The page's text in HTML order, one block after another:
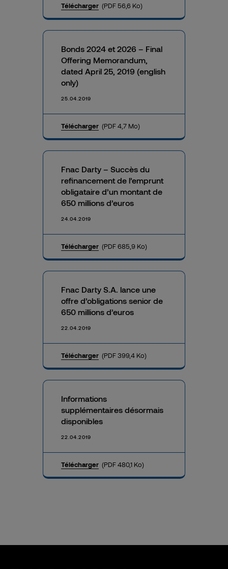
Télécharger (PDF 56,6 Ko)
Bonds 2024 et 2026 – Final
Offering Memorandum,
dated April 25, 2019 (english
only)
25.04.2019
Télécharger (PDF 4,7 Mo)
Fnac Darty – Succès du
refinancement de l’emprunt
obligataire d’un montant de
650 millions d’euros
24.04.2019
Télécharger (PDF 685,9 Ko)
Fnac Darty S.A. lance une
offre d’obligations senior de
650 millions d’euros
22.04.2019
Télécharger (PDF 399,4 Ko)
Informations
supplémentaires désormais
disponibles
22.04.2019
Télécharger (PDF 480,1 Ko)